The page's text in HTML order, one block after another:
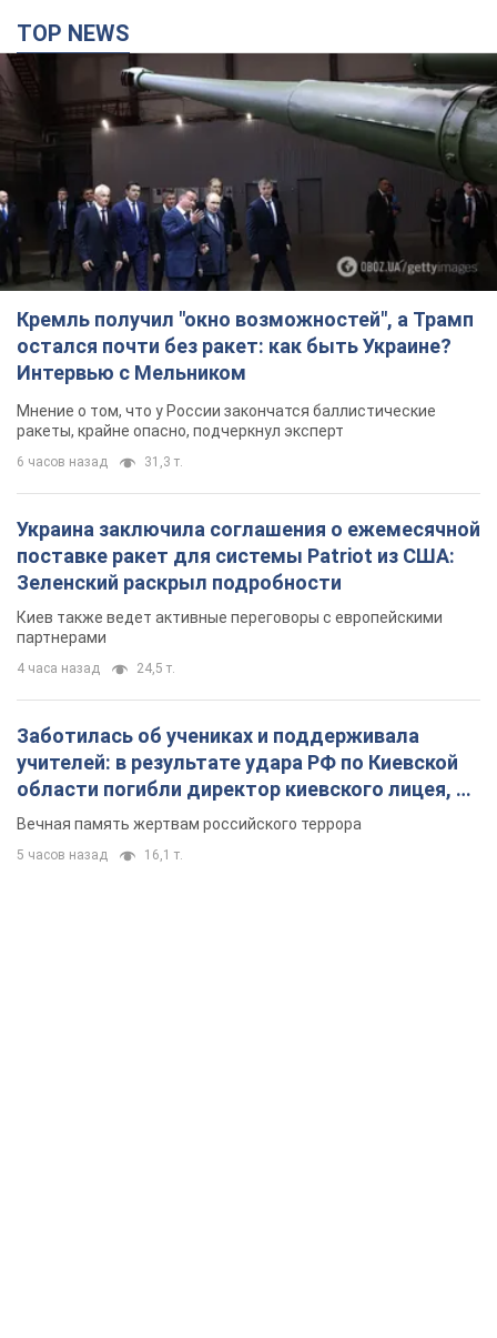
TOP NEWS
Кремль получил "окно возможностей", а Трамп
остался почти без ракет: как быть Украине?
Интервью с Мельником
Мнение о том, что у России закончатся баллистические
ракеты, крайне опасно, подчеркнул эксперт
6 часов назад 31,3 т.
Украина заключила соглашения о ежемесячной
поставке ракет для системы Patriot из США:
Зеленский раскрыл подробности
Киев также ведет активные переговоры с европейскими
партнерами
4 часа назад 24,5 т.
Заботилась об учениках и поддерживала
учителей: в результате удара РФ по Киевской
области погибли директор киевского лицея, её
муж и внук
Вечная память жертвам российского террора
5 часов назад 16,1 т.